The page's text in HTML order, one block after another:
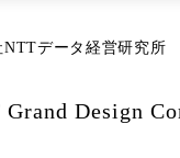
NTTデータ経営研究所
Design